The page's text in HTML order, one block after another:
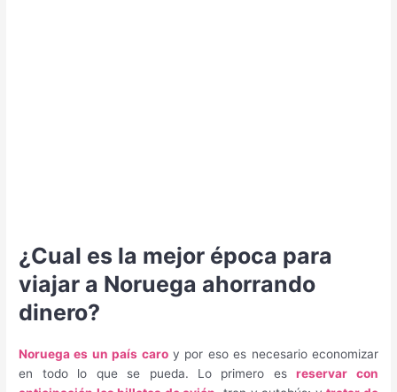
¿Cual es la mejor época para
viajar a Noruega ahorrando
dinero?
Noruega es un país caroy por eso es necesario economizar
en todo lo que se pueda. Lo primero esreservar con